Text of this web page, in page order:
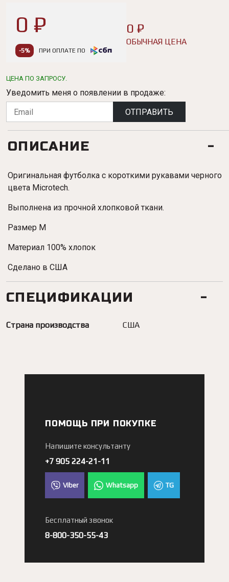
0 ₽
-5% ПРИ ОПЛАТЕ ПО
0 ₽
ОБЫЧНАЯ ЦЕНА
ЦЕНА ПО ЗАПРОСУ.
Уведомить меня о появлении в продаже:
ОТПРАВИТЬ
ОПИСАНИЕ
Оригинальная футболка с короткими рукавами черного
цвета Microtech.
Выполнена из прочной хлопковой ткани.
Размер M
Материал 100% хлопок
Сделано в США
СПЕЦИФИКАЦИИ
Страна производства США
ПОМОЩЬ ПРИ ПОКУПКЕ
Напишите консультанту
+7 905 224-21-11
Viber Whatsapp TG
Бесплатный звонок
8-800-350-55-43